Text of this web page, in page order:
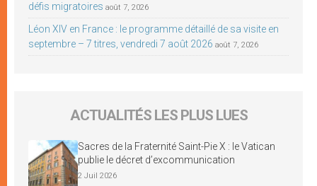
défis migratoires août 7, 2026
Léon XIV en France : le programme détaillé de sa visite en
septembre – 7 titres, vendredi 7 août 2026 août 7, 2026
ACTUALITÉS LES PLUS LUES
Sacres de la Fraternité Saint-Pie X : le Vatican
publie le décret d’excommunication
2 Juil 2026